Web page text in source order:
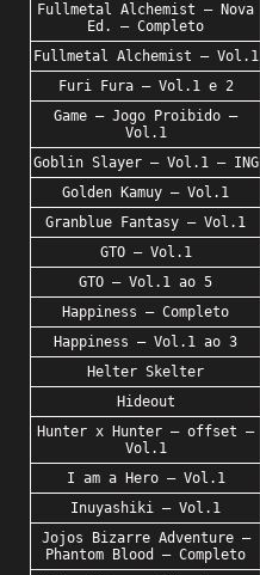
Fullmetal Alchemist – Nova
Ed. – Completo
Fullmetal Alchemist – Vol.1
Furi Fura – Vol.1 e 2
Game – Jogo Proibido –
Vol.1
Goblin Slayer – Vol.1 – ING
Golden Kamuy – Vol.1
Granblue Fantasy – Vol.1
GTO – Vol.1
GTO – Vol.1 ao 5
Happiness – Completo
Happiness – Vol.1 ao 3
Helter Skelter
Hideout
Hunter x Hunter – offset –
Vol.1
I am a Hero – Vol.1
Inuyashiki – Vol.1
Jojos Bizarre Adventure –
Phantom Blood – Completo